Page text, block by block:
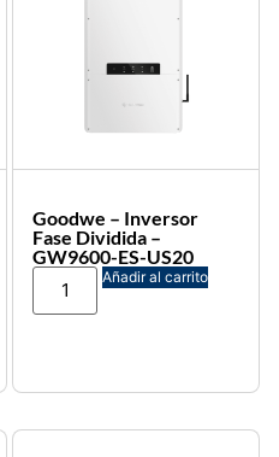
Goodwe – Inversor
Fase Dividida –
GW9600-ES-US20
Añadir al carrito